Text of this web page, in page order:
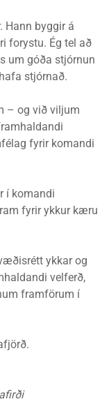
Hann byggir á
forystu. Ég tel að
um góða stjórnun
stjórnað.
– og við viljum
fyrir komandi
í komandi
fyrir ykkur kæru
ykkar og
velferð,
framförum í